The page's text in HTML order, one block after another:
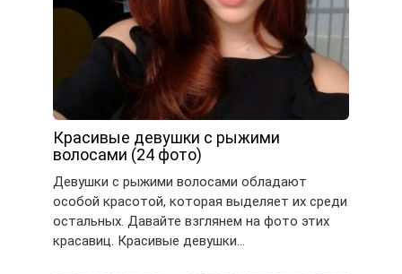
Красивые девушки с рыжими
волосами (24 фото)
Девушки с рыжими волосами обладают
особой красотой, которая выделяет их среди
остальных. Давайте взглянем на фото этих
красавиц. Красивые девушки…